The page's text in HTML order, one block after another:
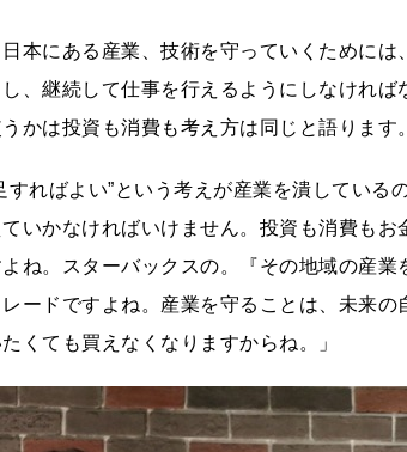
本にある産業、技術を守っていくために
、継続して仕事を行えるようにしなけれ
かは投資も消費も考え方は同じと語ります。
すればよい”という考えが産業を潰してい
いかなければいけません。投資も消費も
ね。スターバックスの。『その地域の産
ードですよね。産業を守ることは、未来
くても買えなくなりますからね。」